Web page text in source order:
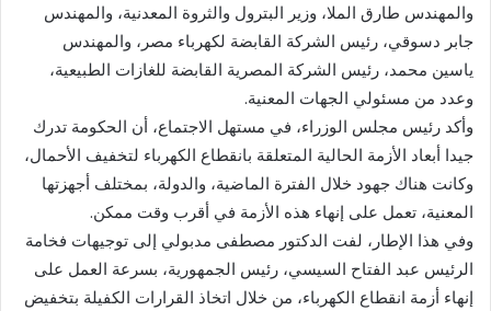
والمهندس طارق الملا، وزير البترول والثروة المعدنية، والمهندس
جابر دسوقي، رئيس الشركة القابضة لكهرباء مصر، والمهندس
ياسين محمد، رئيس الشركة المصرية القابضة للغازات الطبيعية،
وعدد من مسئولي الجهات المعنية.
وأكد رئيس مجلس الوزراء، في مستهل الاجتماع، أن الحكومة تدرك
جيدا أبعاد الأزمة الحالية المتعلقة بانقطاع الكهرباء لتخفيف الأحمال،
وكانت هناك جهود خلال الفترة الماضية، والدولة، بمختلف أجهزتها
المعنية، تعمل على إنهاء هذه الأزمة في أقرب وقت ممكن.
وفي هذا الإطار، لفت الدكتور مصطفى مدبولي إلى توجيهات فخامة
الرئيس عبد الفتاح السيسي، رئيس الجمهورية، بسرعة العمل على
إنهاء أزمة انقطاع الكهرباء، من خلال اتخاذ القرارات الكفيلة بتخفيض